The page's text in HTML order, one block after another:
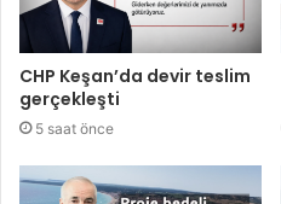
CHP Keşan’da devir teslim
gerçekleşti
5 saat önce